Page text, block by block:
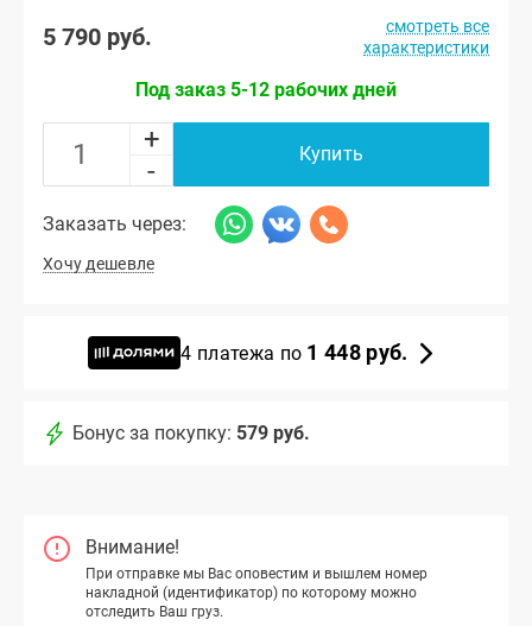
5 790 руб.
смотреть все
характеристики
Под заказ 5-12 рабочих дней
+
-
Купить
Заказать через:
Хочу дешевле
4 платежа по 1 448 руб.
Бонус за покупку: 579 руб.
Внимание!
При отправке мы Вас оповестим и вышлем номер
накладной (идентификатор) по которому можно
отследить Ваш груз.